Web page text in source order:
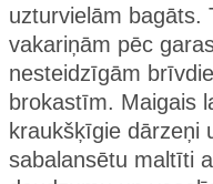
uzturvielām bagāts.
vakariņām pēc
nesteidzīgām
brokastīm. Maigais
kraukšķīgie dārzeņi
sabalansētu maltīti